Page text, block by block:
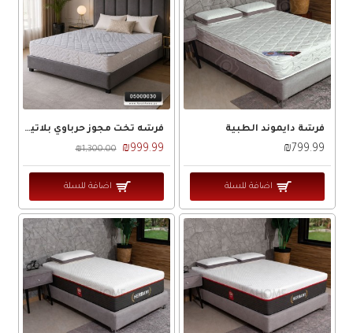
فرشة دايموند الطبية
₪799.99
اضافة للسلة
فرشه تخت مجوز حرباوي بلاتينيوم مقاس 200 × 180 سم
₪999.99
₪1,300.00
اضافة للسلة